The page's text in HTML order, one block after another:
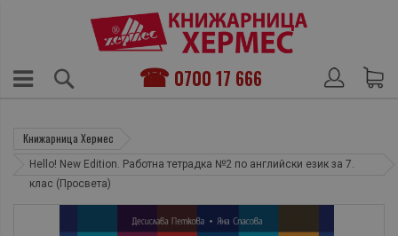
0700 17 666
Книжарница Хермес
Hello! New Edition. Работна тетрадка №2 по английски език за 7.
клас (Просвета)